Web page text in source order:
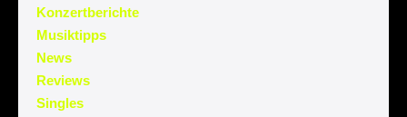
Konzertberichte
Musiktipps
News
Reviews
Singles